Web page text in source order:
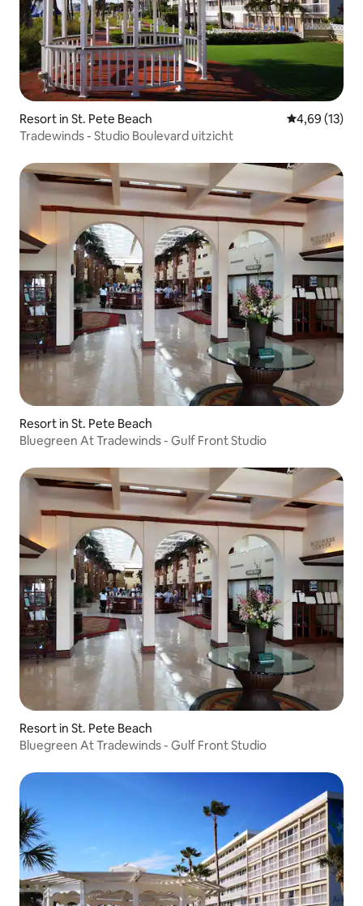
Resort in St. Pete Beach Gemiddelde
4,69 (13)
Tradewinds - Studio Boulevard uitzicht
Resort in St. Pete Beach
Bluegreen At Tradewinds - Gulf Front Studio
Resort in St. Pete Beach
Bluegreen At Tradewinds - Gulf Front Studio